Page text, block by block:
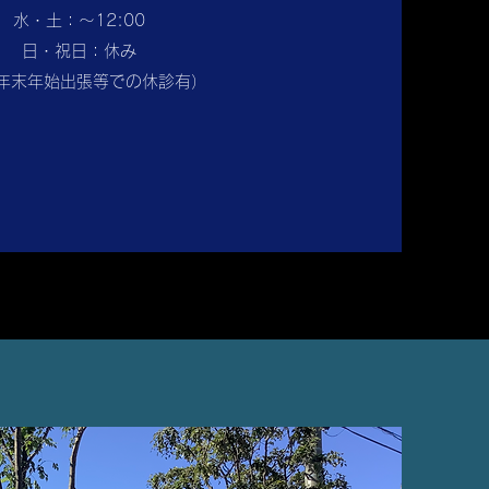
水・土：〜12:00
日・祝日：休み
末年始出張等での休診有）